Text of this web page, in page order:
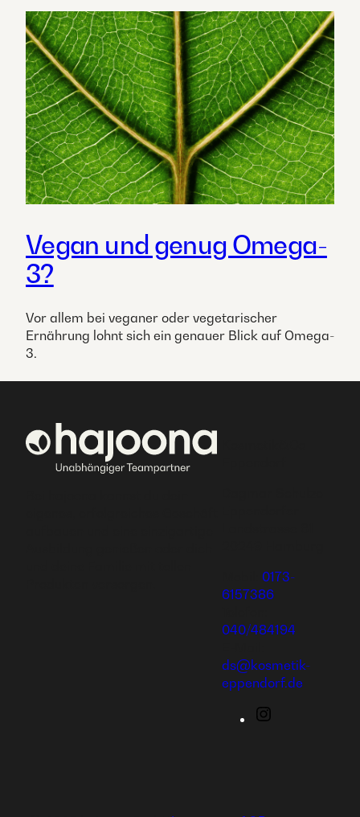
Vegan und genug Omega-
3?
Vor allem bei veganer oder vegetarischer
Ernährung lohnt sich ein genauer Blick auf Omega-
3.
0173-
6157386
040/484194
ds@kosmetik-
eppendorf.de